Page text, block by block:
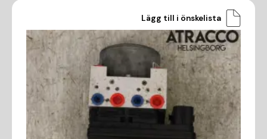
Lägg till i önskelista